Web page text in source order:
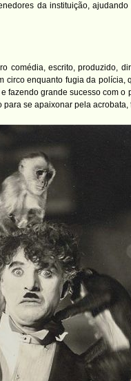
da instituição,
comédia, escrito, produzido,
circo enquanto fugia da polícia,
fazendo grande sucesso com
se apaixonar pela